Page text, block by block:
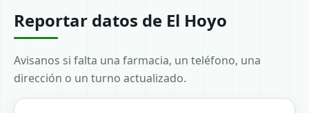
Reportar datos de El Hoyo
Avisanos si falta una farmacia, un teléfono, una
dirección o un turno actualizado.